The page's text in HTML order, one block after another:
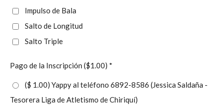
Impulso de Bala
Salto de Longitud
Salto Triple
Pago de la Inscripción ($1.00) *
($ 1.00) Yappy al teléfono 6892-8586 (Jessica Saldaña -
Tesorera Liga de Atletismo de Chiriquí)